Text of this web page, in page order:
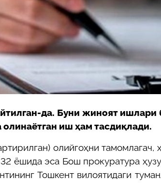
чиқиш мумкинми?
да. Буни жиноят ишлари
олинаётган иш ҳам тасдиқлади.
олийгоҳни тамомлагач,
ёшида эса Бош прокуратура
Тошкент вилоятидаги